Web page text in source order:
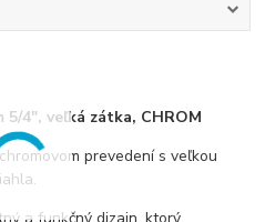
4", veľká zátka, CHROM
prevedení s veľkou